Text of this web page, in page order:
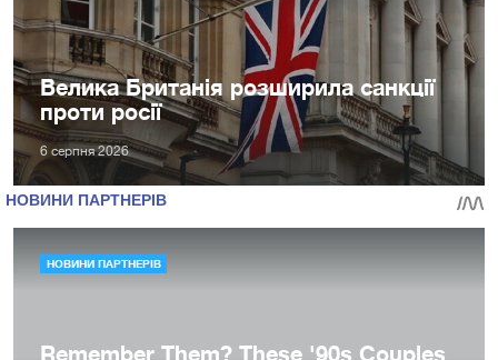
Велика Британія розширила санкції
проти росії
6 серпня 2026